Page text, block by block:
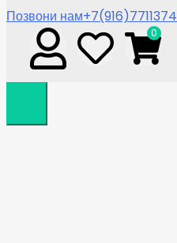
Позвони нам+7(916)7711374
0